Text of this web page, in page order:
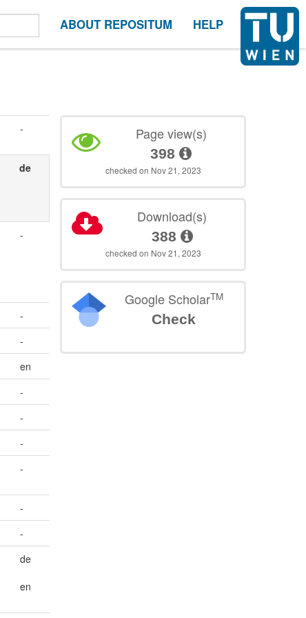
ABOUT REPOSITUM HELP
-
de
-
-
-
en
-
-
-
-
-
-
de
en
Page view(s)
398
checked on Nov 21, 2023
Download(s)
388
checked on Nov 21, 2023
Google ScholarTM
Check